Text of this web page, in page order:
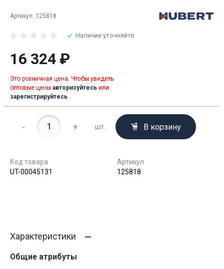
Артикул: 125818
Наличие уточняйте
16 324 ₽
Это розничная цена. Чтобы увидеть
оптовые цены авторизуйтесь или
зарегистрируйтесь
- + шт. В корзину
Код товара
UT-00045131
Артикул
125818
Характеристики
Общие атрибуты